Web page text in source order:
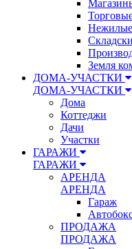
Земля
ДОМА-УЧАСТКИ
ДОМА-УЧАСТКИ
Дома
Коттеджи
Дачи
Участки
ГАРАЖИ
ГАРАЖИ
АРЕНДА
АРЕНДА
Гараж
ПРОДАЖА
ПРОДАЖА